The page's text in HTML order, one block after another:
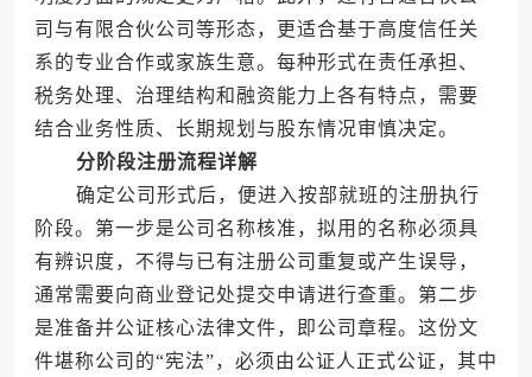
司与有限合伙公司等形态，更适合基于高度信任关
系的专业合作或家族生意。每种形式在责任承担、
税务处理、治理结构和融资能力上各有特点，需要
结合业务性质、长期规划与股东情况审慎决定。
分阶段注册流程详解
确定公司形式后，便进入按部就班的注册执行
阶段。第一步是公司名称核准，拟用的名称必须具
有辨识度，不得与已有注册公司重复或产生误导，
通常需要向商业登记处提交申请进行查重。第二步
是准备并公证核心法律文件，即公司章程。这份文
件堪称公司的“宪法”，必须由公证人正式公证，其中